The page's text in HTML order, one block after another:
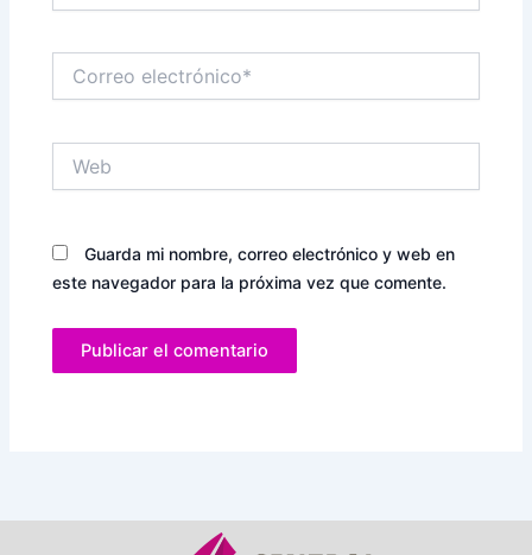
electrónico*
Guarda mi nombre, correo electrónico y web en
este navegador para la próxima vez que comente.